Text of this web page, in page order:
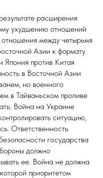
расширения
ухудшению отношений
между четырьмя
Азии к формату
против Китая
в Восточной Азии
но военного
в Тайваньском проливе
Война на Украине
ситуацию,
Ответственность
государства
должно
ее. Война не должна
приоритетом